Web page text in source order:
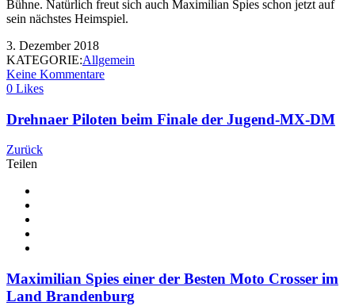
Bühne. Natürlich freut sich auch Maximilian Spies schon jetzt auf
sein nächstes Heimspiel.
3. Dezember 2018
KATEGORIE:Allgemein
Keine Kommentare
0 Likes
Drehnaer Piloten beim Finale der Jugend-MX-DM
Zurück
Teilen
Maximilian Spies einer der Besten Moto Crosser im
Land Brandenburg